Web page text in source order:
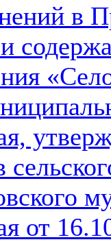
в
от